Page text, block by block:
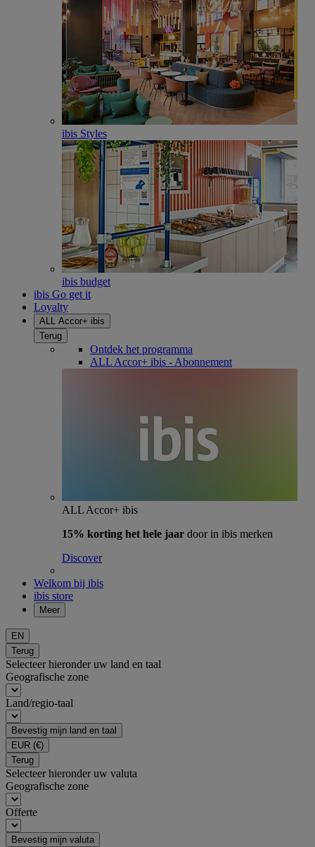
ibis Styles
ibis budget
ibis Go get it
Loyalty
ALL Accor+ ibis
Terug
Ontdek het programma
ALL Accor+ ibis - Abonnement
ALL Accor+ ibis
15% korting het hele jaar door in ibis merken
Discover
Welkom bij ibis
ibis store
Meer
EN
Terug
Selecteer hieronder uw land en taal
Geografische zone
Land/regio-taal
Bevestig mijn land en taal
EUR (€)
Terug
Selecteer hieronder uw valuta
Geografische zone
Offerte
Bevestig mijn valuta